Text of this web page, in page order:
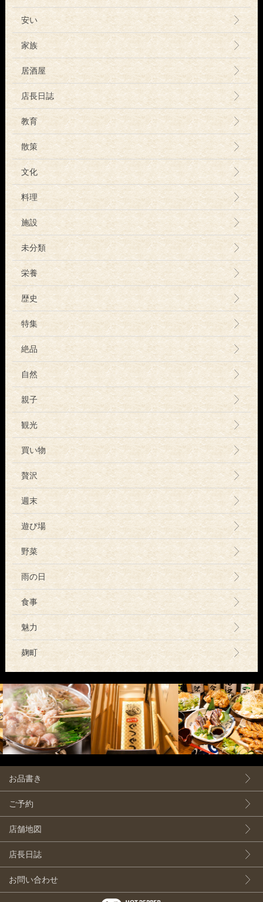
安い
家族
居酒屋
店長日誌
教育
散策
文化
料理
施設
未分類
栄養
歴史
特集
絶品
自然
親子
観光
買い物
贅沢
週末
遊び場
野菜
雨の日
食事
魅力
麹町
お品書き
ご予約
店舗地図
店長日誌
お問い合わせ